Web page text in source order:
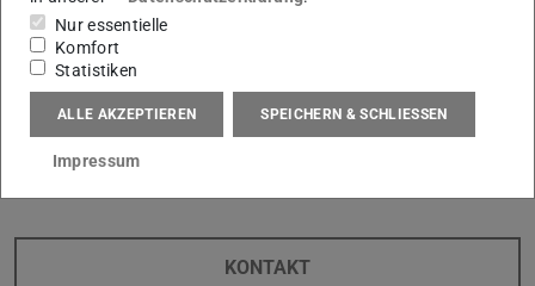
Ihr Kontakt am PTW
Yuxi Wang M.Sc.
KONTAKT
Nur essentielle
Komfort
Statistiken
ALLE AKZEPTIEREN SPEICHERN & SCHLIESSEN
Impressum